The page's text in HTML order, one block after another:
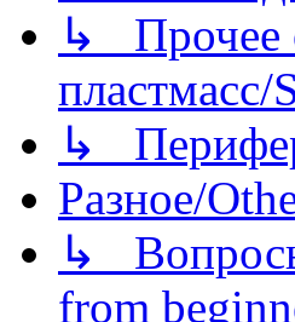
↳ Прочее
↳
Разное/
↳
from